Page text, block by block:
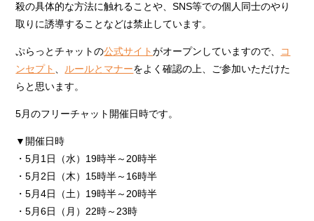
殺の具体的な方法に触れることや、SNS等での個人同士のやり
取りに誘導することなどは禁止しています。
ぷらっとチャットの公式サイトがオープンしていますので、 コ
ンセプト
ルールとマナーをよく確認の上、ご参加いただけた
らと思います。
5月のフリーチャット開催日時です。
▼開催日時
・5月1日（水）19時半～20時半
・5月2日（木）15時半～16時半
・5月4日（土）19時半～20時半
・5月6日（月）22時～23時